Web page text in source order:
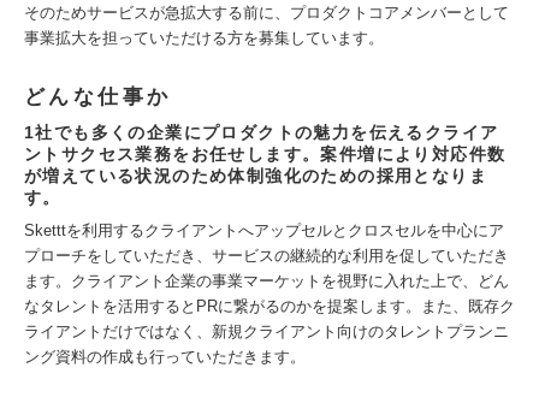
そのためサービスが急拡大する前に、プロダクトコアメンバーとして
事業拡大を担っていただける方を募集しています。
どんな仕事か
1社でも多くの企業にプロダクトの魅力を伝えるクライア
ントサクセス業務をお任せします。案件増により対応件数
が増えている状況のため体制強化のための採用となりま
す。
Sketttを利用するクライアントへアップセルとクロスセルを中心にア
プローチをしていただき、サービスの継続的な利用を促していただき
ます。クライアント企業の事業マーケットを視野に入れた上で、どん
なタレントを活用するとPRに繋がるのかを提案します。また、既存ク
ライアントだけではなく、新規クライアント向けのタレントプランニ
ング資料の作成も行っていただきます。